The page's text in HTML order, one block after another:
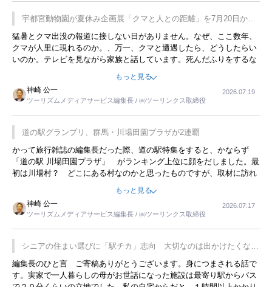
宇都宮動物園が夏休み企画展「クマと人との距離」を7月20日から
開催
猛暑とクマ出没の報道に接しない日がありません。なぜ、ここ数年、
クマが人里に現れるのか。、万一、クマと遭遇したら、どうしたらい
いのか。テレビを見ながら家族と話しています。死んだふりをするな
んてことは、冗談でもいえません。そんな中で、この企画展はタイム
もっと見る
神崎 公一
ツーリズムメディアサービス編集長 / ㈱ツーリンクス取締役
2026.07.19
道の駅グランプリ、群馬・川場田園プラザが2連覇
かって旅行雑誌の編集長だった際、道の駅特集をすると、かならず
「道の駅 川場田園プラザ」 がランキング上位に顔をだしました。最
初は川場村？ どこにある村なのかと思ったものですが、取材に訪れ
永井 彰一社長にインタビューしたら、興味深い話が次々が飛び出しま
した。プレゼンも巧みで、今でも思い出すことが２つあります。一つ
は、従業員に東京ディズニーランドを見学させ、サービス業、接客業
の何かを理解してもらっていることです。 もう一つは1800円もする
プレミアムヨーグルトを販売するにあたり、社内に懸念もあったそう
です。永井社長は、駐車場に都内ナンバーの高級外車が停まっている
ことに目をつけ、高級商品でも売れると確信したそうです。今回の記
事を懐かしく読みました。
もっと見る
神崎 公一
ツーリズムメディアサービス編集長 / ㈱ツーリンクス取締役
2026.07.17
シニアの住まい選びに「駅チカ」志向 大切なのは出かけたくなる
暮らし
編集長のひと言 ご寄稿ありがとうございます。身につまされる話で
す。実家で一人暮らしの母がお世話になった施設は最寄り駅からバス